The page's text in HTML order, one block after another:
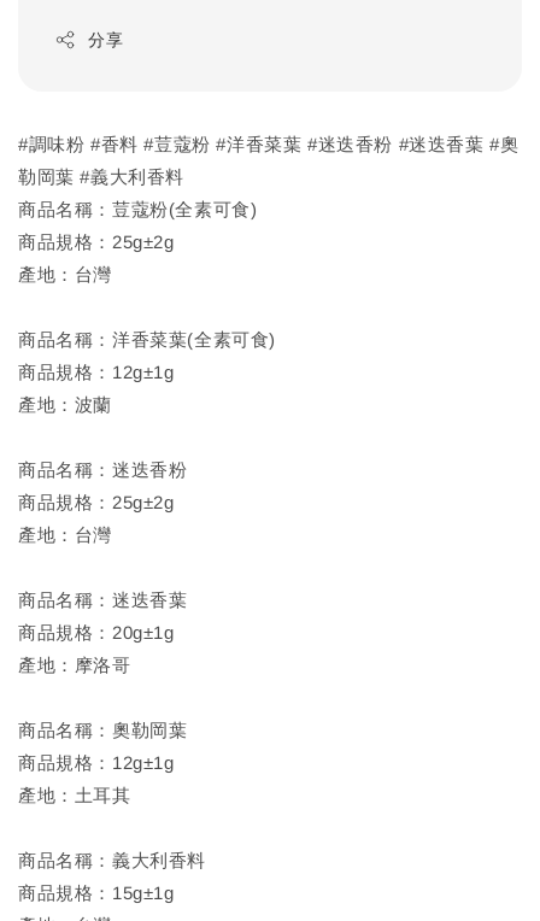
分享
#調味粉 #香料 #荳蔻粉 #洋香菜葉 #迷迭香粉 #迷迭香葉 #奧
勒岡葉 #義大利香料
商品名稱：荳蔻粉(全素可食)
商品規格：25g±2g
產地：台灣
商品名稱：洋香菜葉(全素可食)
商品規格：12g±1g
產地：波蘭
商品名稱：迷迭香粉
商品規格：25g±2g
產地：台灣
商品名稱：迷迭香葉
商品規格：20g±1g
產地：摩洛哥
商品名稱：奧勒岡葉
商品規格：12g±1g
產地：土耳其
商品名稱：義大利香料
商品規格：15g±1g